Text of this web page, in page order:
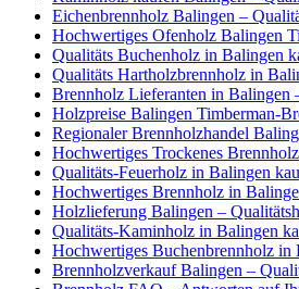
Eichenbrennholz Balingen –
Hochwertiges Ofenholz Balingen
Qualitäts Buchenholz in Balingen
Qualitäts Hartholzbrennholz in
Brennholz Lieferanten in Balingen
Holzpreise Balingen Timberman-
Regionaler Brennholzhandel
Hochwertiges Trockenes
Qualitäts-Feuerholz in Balingen
Hochwertiges Brennholz in
Holzlieferung Balingen –
Qualitäts-Kaminholz in Balingen
Hochwertiges Buchenbrennholz in
Brennholzverkauf Balingen –